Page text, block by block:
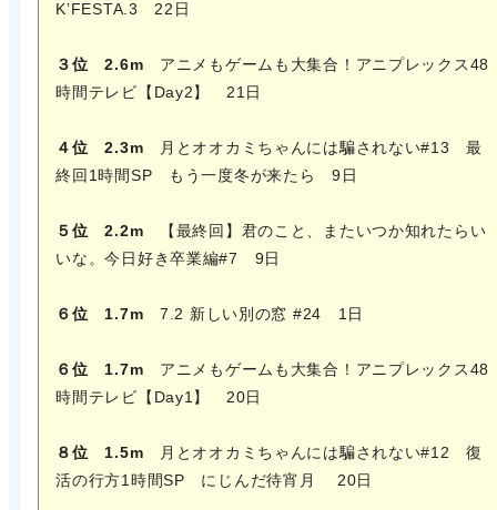
K’FESTA.3 22日
３位 2.6m アニメもゲームも大集合！アニプレックス48
時間テレビ【Day2】 21日
４位 2.3m 月とオオカミちゃんには騙されない#13 最
終回1時間SP もう一度冬が来たら 9日
５位 2.2m 【最終回】君のこと、またいつか知れたらい
いな。今日好き卒業編#7 9日
６位 1.7m 7.2 新しい別の窓 #24 1日
６位 1.7m アニメもゲームも大集合！アニプレックス48
時間テレビ【Day1】 20日
８位 1.5m 月とオオカミちゃんには騙されない#12 復
活の行方1時間SP にじんだ待宵月 20日